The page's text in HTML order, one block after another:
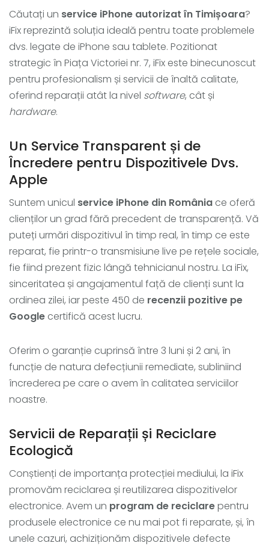
Căutați un service iPhone autorizat în Timișoara?
iFix reprezintă soluția ideală pentru toate problemele
dvs. legate de iPhone sau tablete. Pozitionat
strategic în Piața Victoriei nr. 7, iFix este binecunoscut
pentru profesionalism și servicii de înaltă calitate,
oferind reparații atât la nivel software, cât și
hardware.
Un Service Transparent și de
Încredere pentru Dispozitivele Dvs.
Apple
Suntem unicul service iPhone din România ce oferă
clienților un grad fără precedent de transparență. Vă
puteți urmări dispozitivul în timp real, în timp ce este
reparat, fie printr-o transmisiune live pe rețele sociale,
fie fiind prezent fizic lângă tehnicianul nostru. La iFix,
sinceritatea și angajamentul față de clienți sunt la
ordinea zilei, iar peste 450 de recenzii pozitive pe
Google certifică acest lucru.
Oferim o garanție cuprinsă între 3 luni și 2 ani, în
funcție de natura defecțiunii remediate, subliniind
încrederea pe care o avem în calitatea serviciilor
noastre.
Servicii de Reparații și Reciclare
Ecologică
Conștienți de importanța protecției mediului, la iFix
promovăm reciclarea și reutilizarea dispozitivelor
electronice. Avem un program de reciclarepentru
produsele electronice ce nu mai pot fi reparate, și, în
unele cazuri, achiziționăm dispozitivele defecte